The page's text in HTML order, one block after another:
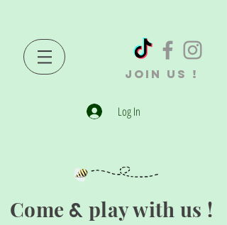
JOIN US !
Log In
Come & play with us !